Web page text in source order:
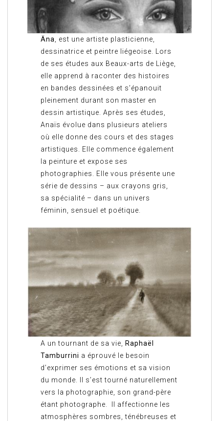
Äna, est une artiste plasticienne,
dessinatrice et peintre liégeoise. Lors
de ses études aux Beaux-arts de Liège,
elle apprend à raconter des histoires
en bandes dessinées et s’épanouit
pleinement durant son master en
dessin artistique. Après ses études,
Anaïs évolue dans plusieurs ateliers
où elle donne des cours et des stages
artistiques. Elle commence également
la peinture et expose ses
photographies. Elle vous présente une
série de dessins – aux crayons gris,
sa spécialité – dans un univers
féminin, sensuel et poétique.
A un tournant de sa vie, Raphaël
Tamburrini a éprouvé le besoin
d’exprimer ses émotions et sa vision
du monde. Il s’est tourné naturellement
vers la photographie, son grand-père
étant photographe. Il affectionne les
atmosphères sombres, ténébreuses et